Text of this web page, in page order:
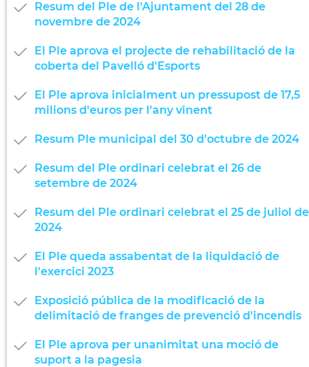
Resum del Ple de l'Ajuntament del 28 de
novembre de 2024
El Ple aprova el projecte de rehabilitació de la
coberta del Pavelló d'Esports
El Ple aprova inicialment un pressupost de 17,5
milions d'euros per l'any vinent
Resum Ple municipal del 30 d'octubre de 2024
Resum del Ple ordinari celebrat el 26 de
setembre de 2024
Resum del Ple ordinari celebrat el 25 de juliol de
2024
El Ple queda assabentat de la liquidació de
l'exercici 2023
Exposició pública de la modificació de la
delimitació de franges de prevenció d'incendis
El Ple aprova per unanimitat una moció de
suport a la pagesia